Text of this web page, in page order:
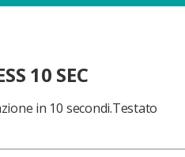
10 SEC
in 10 secondi.Testato